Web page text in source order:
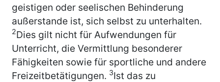
geistigen oder seelischen Behinderung
außerstande ist, sich selbst zu unterhalten.
2Dies gilt nicht für Aufwendungen für
Unterricht, die Vermittlung besonderer
Fähigkeiten sowie für sportliche und andere
Freizeitbetätigungen. 3Ist das zu